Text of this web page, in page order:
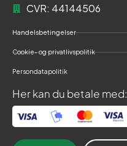
CVR: 44144506
Handelsbetingelser
Cookie- og privatlivspolitik
Persondatapolitik
Her kan du betale med: